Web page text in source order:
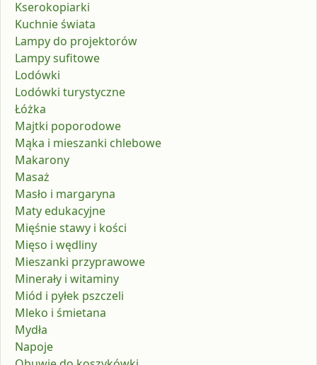
Kserokopiarki
Kuchnie świata
Lampy do projektorów
Lampy sufitowe
Lodówki
Lodówki turystyczne
Łóżka
Majtki poporodowe
Mąka i mieszanki chlebowe
Makarony
Masaż
Masło i margaryna
Maty edukacyjne
Mięśnie stawy i kości
Mięso i wędliny
Mieszanki przyprawowe
Minerały i witaminy
Miód i pyłek pszczeli
Mleko i śmietana
Mydła
Napoje